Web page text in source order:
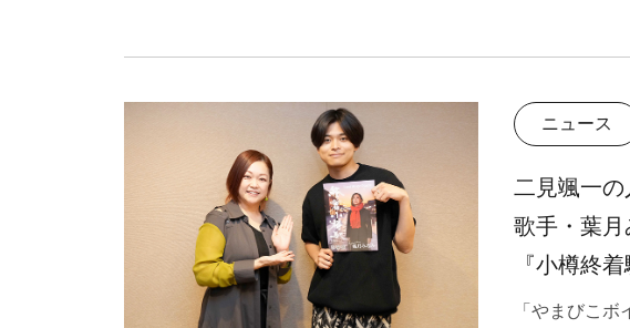
ニュース
二見颯一
歌手・葉
『小樽終
「やまびこ